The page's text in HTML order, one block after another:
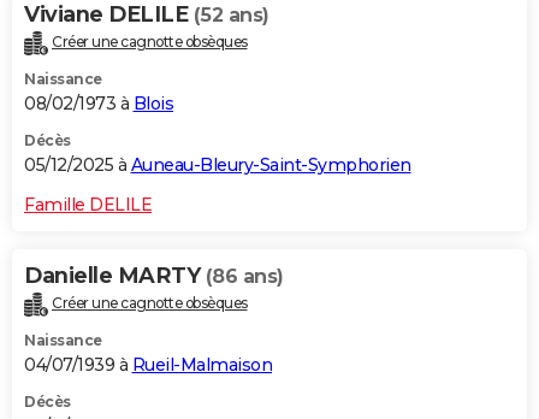
Viviane DELILE (52 ans)
Créer une cagnotte obsèques
Naissance
08/02/1973 à Blois
Décès
05/12/2025 à Auneau-Bleury-Saint-Symphorien
Famille DELILE
Danielle MARTY (86 ans)
Créer une cagnotte obsèques
Naissance
04/07/1939 à Rueil-Malmaison
Décès